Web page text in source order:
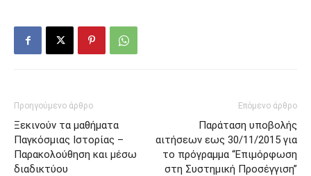
Προηγούμενο άρθρο
Ξεκινούν τα μαθήματα
Παγκόσμιας Ιστορίας –
Παρακολούθηση και μέσω
διαδικτύου
Επόμενο άρθρο
Παράταση υποβολής
αιτήσεων εως 30/11/2015 για
το πρόγραμμα “Επιμόρφωση
στη Συστημική Προσέγγιση”